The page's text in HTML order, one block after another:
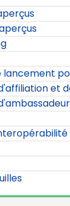
lancement
et